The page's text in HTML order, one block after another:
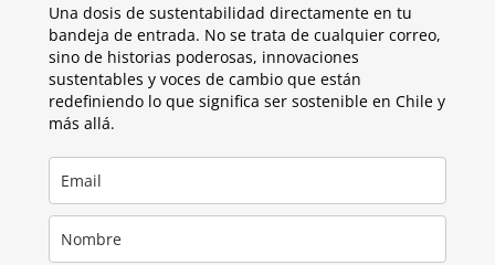
Una dosis de sustentabilidad directamente en tu
bandeja de entrada. No se trata de cualquier correo,
sino de historias poderosas, innovaciones
sustentables y voces de cambio que están
redefiniendo lo que significa ser sostenible en Chile y
más allá.